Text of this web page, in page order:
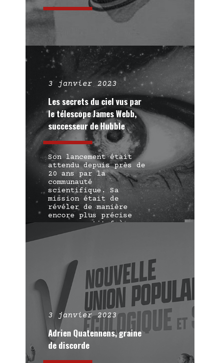
3 janvier 2023
Les secrets du ciel vus par
le télescope James Webb,
successeur de Hubble
Son lancement était
attendu depuis près de
20 ans par la
communauté
scientifique. Sa
mission était de
révéler de manière
encore plus précise
que son petit frère
Hubble les secrets de
3 janvier 2023
Adrien Quatennens, graine
de discorde